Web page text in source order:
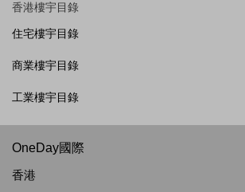
香港樓宇目錄
住宅樓宇目錄
商業樓宇目錄
工業樓宇目錄
OneDay國際
香港